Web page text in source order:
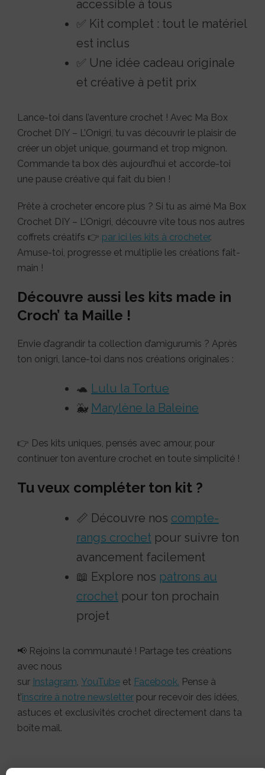
accessible à tous
✅ Kit complet : tout le matériel
est inclus
✅ Une idée cadeau originale
et créative à petit prix
Lance-toi dans l’aventure crochet ! Avec Ma Box
Crochet DIY – L’Onigri, tu vas découvrir le plaisir de
créer un objet unique, gourmand et trop mignon.
Commande ta box dès aujourd’hui et accorde-toi
une pause créative qui fait du bien !
Prête à crocheter encore plus ? Si tu as aimé Ma Box
Crochet DIY – L’Onigri, découvre vite tous nos autres
coffrets créatifs 👉 par ici les kits à crocheter.
Amuse-toi, progresse et multiplie les créations fait-
main !
Découvre aussi les kits made in
Croch’ ta Maille !
Envie d’agrandir ta collection d’amigurumis ? Après
ton onigri, lance-toi dans nos créations originales :
🐢 Lulu la Tortue
🐳 Marylène la Baleine
👉 Des kits uniques, pensés avec amour, pour
continuer ton aventure crochet en toute simplicité !
Tu veux compléter ton kit ?
📏 Découvre nos compte-
rangs crochet pour suivre ton
avancement facilement
📖 Explore nos patrons au
crochet pour ton prochain
projet
📢 Rejoins la communauté ! Partage tes créations
avec nous
sur Instagram YouTube et Facebook. Pense à
t’inscrire à notre newsletter pour recevoir des idées,
astuces et exclusivités crochet directement dans ta
boîte mail.